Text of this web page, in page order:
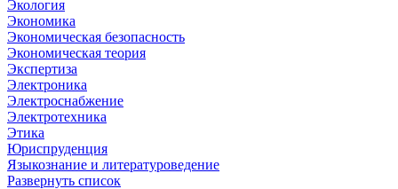
Экология
Экономика
Экономическая безопасность
Экономическая теория
Экспертиза
Электроника
Электроснабжение
Электротехника
Этика
Юриспруденция
Языкознание и литературоведение
Развернуть список